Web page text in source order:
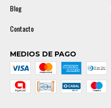
Blog
Contacto
MEDIOS DE PAGO